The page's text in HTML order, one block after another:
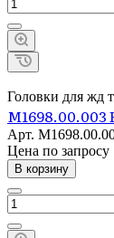
Головки для жд
Арт.
Цена по запросу
В корзину